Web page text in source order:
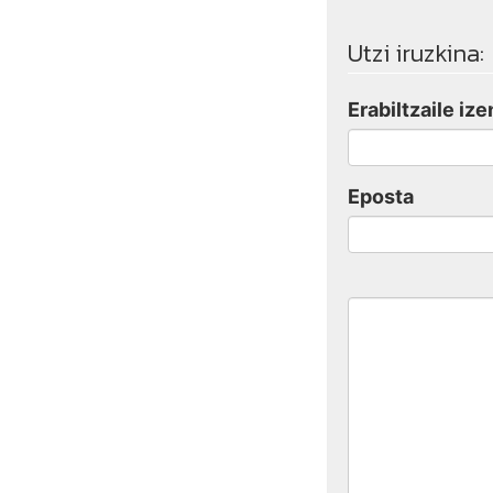
Utzi iruzkina:
Erabiltzaile
Eposta